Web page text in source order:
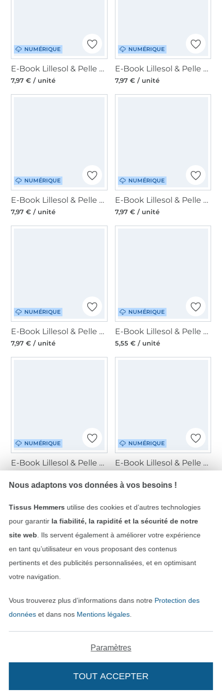
NUMÉRIQUE
E-Book Lillesol & Pelle Rain Coat Kids, en allemand
7,97 € / unité
NUMÉRIQUE
E-Book Lillesol & Pelle Autumn Set Robe + Shirt Kids, en allemand
7,97 € / unité
NUMÉRIQUE
E-Book Lillesol & Pelle Raglanshirt Kids, en allemand
7,97 € / unité
NUMÉRIQUE
E-Book Lillesol & Pelle Hood-Pullover Kids, en allemand
7,97 € / unité
NUMÉRIQUE
E-Book Lillesol & Pelle Tunic Dress Woven fabric Kids, en allemand
7,97 € / unité
NUMÉRIQUE
E-Book Lillesol & Pelle Advent calendar, en allemand
5,55 € / unité
NUMÉRIQUE
E-Book Lillesol & Pelle Gift wrapping, en allemand
NUMÉRIQUE
E-Book Lillesol & Pelle LongCardigan with collar Femme, en allemand
NUMÉRIQUE
Nous adaptons vos données à vos besoins !
Tissus Hemmers utilise des cookies et d’autres technologies
pour garantir la fiabilité, la rapidité et la sécurité de notre
site web . Ils servent également à améliorer votre expérience
en tant qu’utilisateur en vous proposant des contenus
pertinents et des publicités personnalisées, et en optimisant
votre navigation.
Vous trouverez plus d’informations dans notre Protection des
donnéeset dans nos Mentions légales.
Paramètres
TOUT ACCEPTER